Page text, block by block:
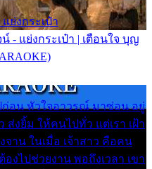
แย่งกระเป๋า
- แย่งกระเป๋า | เตือนใจ บุญ
ก่อน หัวใจอาวรณ์ มาซ่อน อยู่
ส่งยิ้ม ให้คนไปทั่ว แต่เรา เฝ้า
จาน ในเมื่อ เจ้าสาว คือคน
งไปช่วยงาน พอถึงเวลา เขา